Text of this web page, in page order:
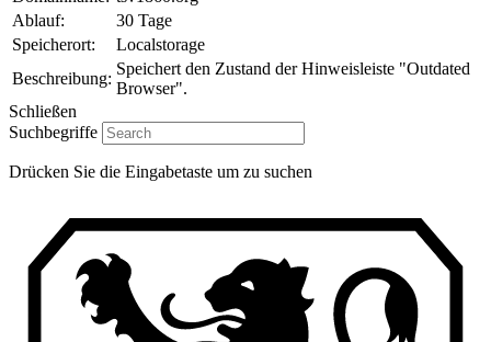
Ablauf:
30 Tage
Speicherort:
Localstorage
Beschreibung:
Speichert den Zustand der Hinweisleiste "Outdated
Browser".
Schließen
Suchbegriffe
Drücken Sie die Eingabetaste um zu suchen